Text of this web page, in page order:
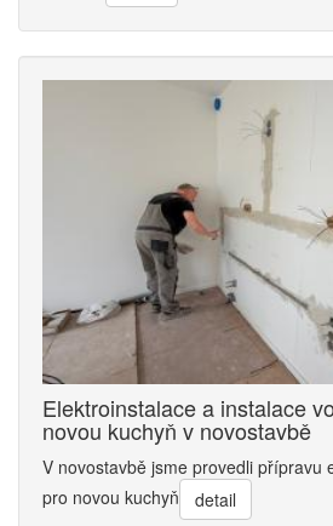
Elektroinstalace a instalace
novou kuchyň v novostavbě
V novostavbě jsme provedli přípravu
pro novou kuchyň
detail